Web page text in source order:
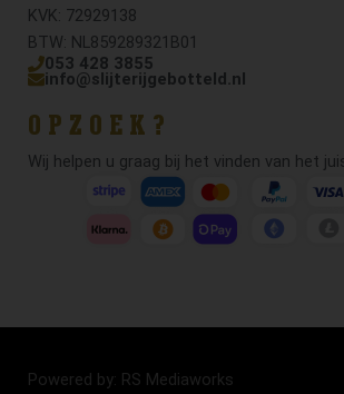
KVK: 72929138
BTW: NL859289321B01
053 428 3855
info@slijterijgebotteld.nl
OPZOEK?
Wij helpen u graag bij het vinden van het
Powered by: RS Mediaworks